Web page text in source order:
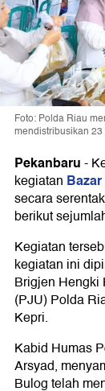
Foto: Polda Riau
mendistribusikan
Pekanbaru-
kegiatan
secara
berikut
Kegiatan
kegiatan ini
Brigjen Hengki
(PJU) Polda
Kepri.
Kabid Humas
Arsyad,
Bulog telah